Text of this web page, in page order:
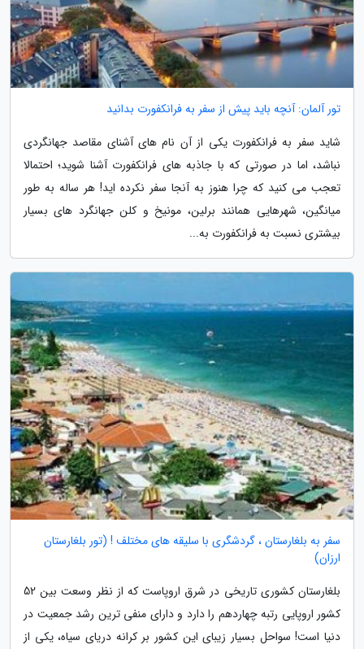
تور آلمان: آنچه باید پیش از سفر به فرانکفورت بدانید
شاید سفر به فرانکفورت یکی از آن نام های آشنای مقاصد جهانگردی
نباشد، اما در صورتی که با جاذبه های فرانکفورت آشنا شوید؛ احتمالا
تعجب می کنید که چرا هنوز به آنجا سفر نکرده اید! هر ساله به طور
میانگین، شهرهایی همانند برلین، مونیخ و کلن جهانگرد های بسیار
بیشتری نسبت به فرانکفورت به...
سفر به بلغارستان ، گردشگری با سلیقه های مختلف ! (تور بلغارستان
ارزان)
بلغارستان کشوری تاریخی در شرق اروپاست که از نظر وسعت بین 52
کشور اروپایی رتبه چهاردهم را دارد و دارای منفی ترین رشد جمعیت در
دنیا است! سواحل بسیار زیبای این کشور بر کرانه دریای سیاه، یکی از